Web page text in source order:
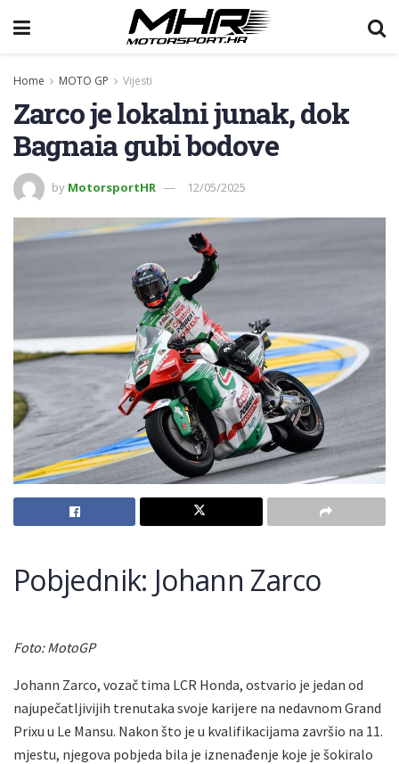
Home MOTO GP Vijesti
Zarco je lokalni junak, dok
Bagnaia gubi bodove
by MotorsportHR 12/05/2025
Pobjednik: Johann Zarco
Foto: MotoGP
Johann Zarco, vozač tima LCR Honda, ostvario je jedan od
najupečatljivijih trenutaka svoje karijere na nedavnom Grand
Prixu u Le Mansu. Nakon što je u kvalifikacijama završio na 11.
mjestu, njegova pobjeda bila je iznenađenje koje je šokiralo